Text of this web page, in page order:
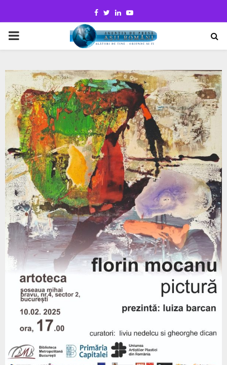
Facebook
TwitterLinkedinYoutube
PRIMARY